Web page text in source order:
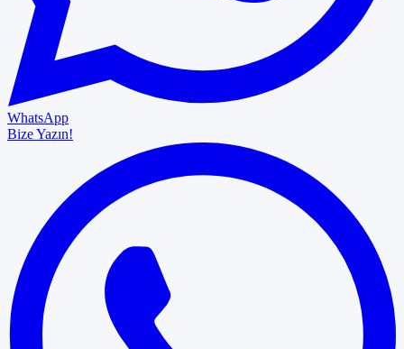
WhatsApp
Bize Yazın!